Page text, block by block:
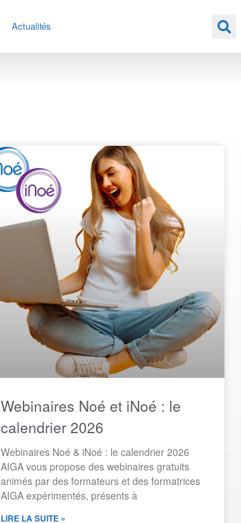
Actualités
Webinaires Noé et iNoé : le
calendrier 2026
Webinaires Noé & iNoé : le calendrier 2026
AIGA vous propose des webinaires gratuits
animés par des formateurs et des formatrices
AIGA expérimentés, présents à
LIRE LA SUITE »